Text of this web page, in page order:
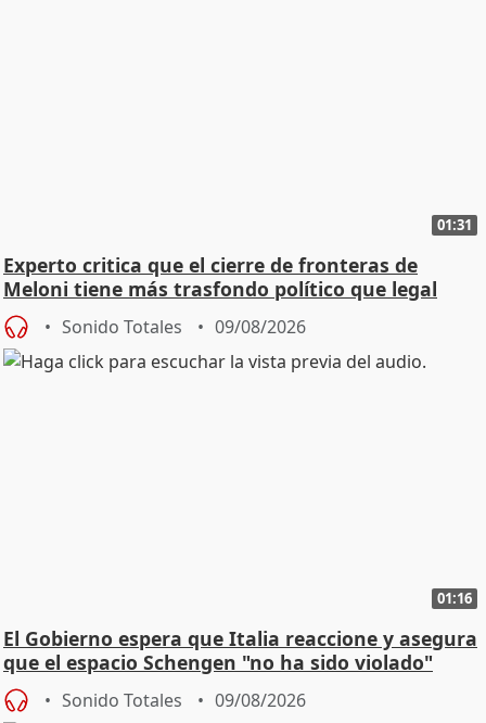
01:31
Experto critica que el cierre de fronteras de
Meloni tiene más trasfondo político que legal
Sonido Totales 09/08/2026
01:16
El Gobierno espera que Italia reaccione y asegura
que el espacio Schengen "no ha sido violado"
Sonido Totales 09/08/2026